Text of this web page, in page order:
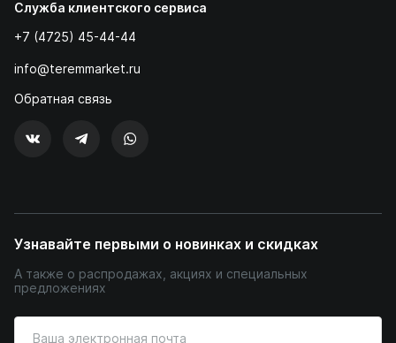
Служба клиентского сервиса
+7 (4725) 45-44-44
info@teremmarket.ru
Обратная связь
Узнавайте первыми о новинках и скидках
А также о распродажах, акциях и специальных
предложениях